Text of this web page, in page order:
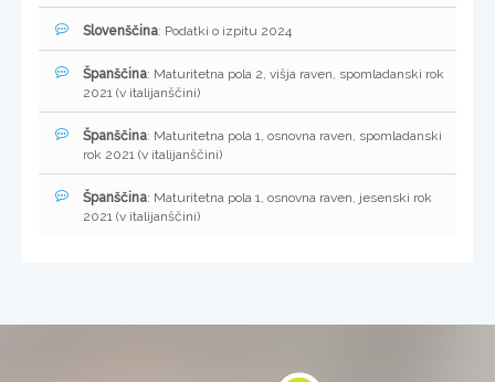
Slovenščina: Podatki o izpitu 2024
Španščina: Maturitetna pola 2, višja raven, spomladanski rok
2021 (v italijanščini)
Španščina: Maturitetna pola 1, osnovna raven, spomladanski
rok 2021 (v italijanščini)
Španščina: Maturitetna pola 1, osnovna raven, jesenski rok
2021 (v italijanščini)